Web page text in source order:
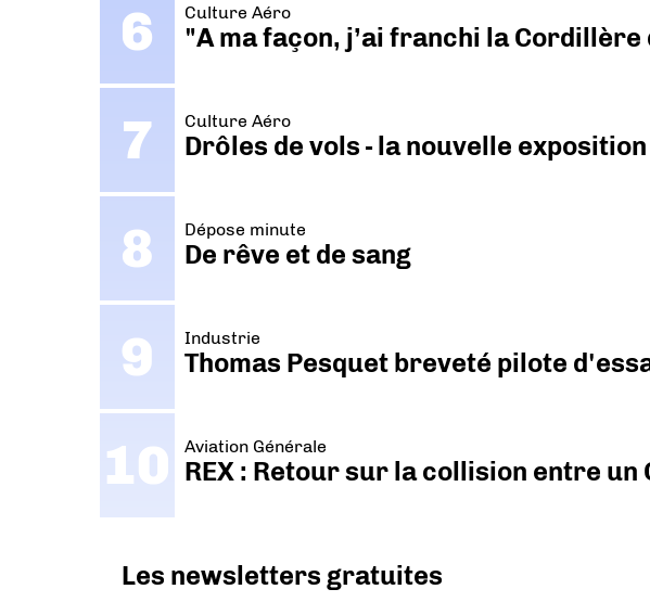
Culture Aéro
"A ma façon, j’ai franchi la
Culture Aéro
Drôles de vols - la nouvelle
Dépose minute
De rêve et de sang
Industrie
Thomas Pesquet breveté pilote
Aviation Générale
REX : Retour sur la collision entre
Les newsletters gratuites